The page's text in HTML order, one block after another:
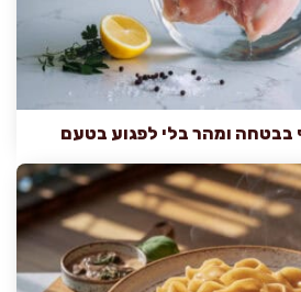
בבטחה ומהר בלי לפגוע בטעם